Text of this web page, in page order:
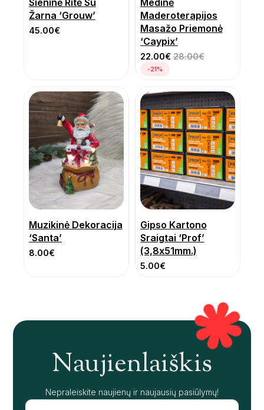
Žarna ‘Grouw’
45.00€
Maderoterapijos
Masažo Priemonė
‘Caypix’
22.00€ 28.00€
-21%
Muzikinė Dekoracija
‘Santa’
8.00€
Gipso Kartono
Sraigtai ‘Prof’
(3,8x51mm.)
5.00€
Naujienlaiškis
Nepraleiskite naujienų ir naujausių pasiūlymų!